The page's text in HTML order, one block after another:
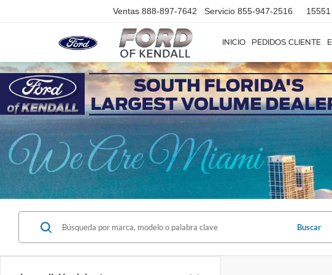
Ventas 888-897-7642 Servicio 855-947-2516
INICIO PEDIDOS CLIENTE
Buscar